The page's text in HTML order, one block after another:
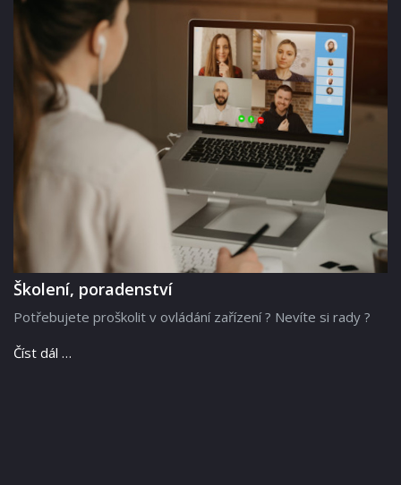
Školení, poradenství
Potřebujete proškolit v ovládání zařízení ? Nevíte si rady ?
Číst dál …